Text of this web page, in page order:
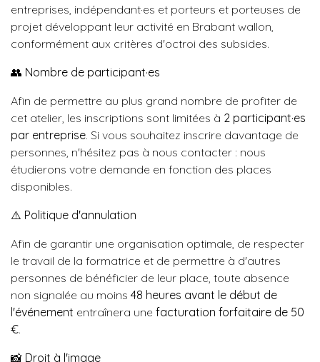
entreprises, indépendant·es et porteurs et porteuses de
projet développant leur activité en Brabant wallon,
conformément aux critères d'octroi des subsides.
👥 Nombre de participant·es
Afin de permettre au plus grand nombre de profiter de
cet atelier, les inscriptions sont limitées à 2 participant·es
par entreprise. Si vous souhaitez inscrire davantage de
personnes, n'hésitez pas à nous contacter : nous
étudierons votre demande en fonction des places
disponibles.
⚠️ Politique d'annulation
Afin de garantir une organisation optimale, de respecter
le travail de la formatrice et de permettre à d'autres
personnes de bénéficier de leur place, toute absence
non signalée au moins 48 heures avant le début de
l'événement entraînera une facturation forfaitaire de 50
€.
📸 Droit à l'image